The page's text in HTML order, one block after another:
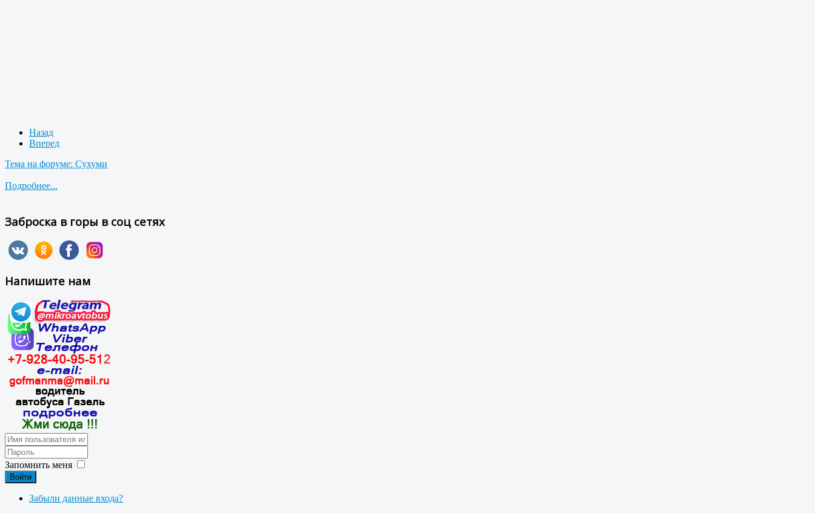
Назад
Вперед
Тема на форуме: Сухуми
Подробнее...
Заброска в горы в соц сетях
Напишите нам
Запомнить меня
Войти
Забыли данные входа?